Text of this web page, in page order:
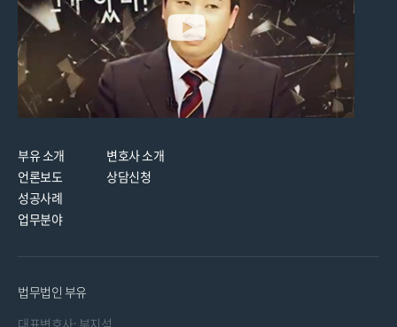
부유 소개
언론보도
성공사례
업무분야
변호사 소개
상담신청
법무법인 부유
대표변호사: 부지석